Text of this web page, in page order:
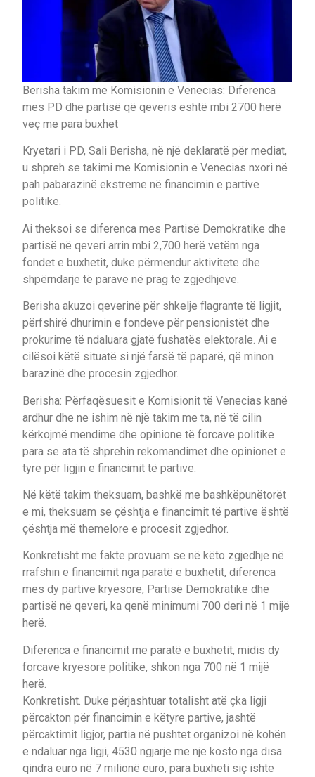
Berisha takim me Komisionin e Venecias: Diferenca
mes PD dhe partisë që qeveris është mbi 2700 herë
veç me para buxhet
Kryetari i PD, Sali Berisha, në një deklaratë për mediat,
u shpreh se takimi me Komisionin e Venecias nxori në
pah pabarazinë ekstreme në financimin e partive
politike.
Ai theksoi se diferenca mes Partisë Demokratike dhe
partisë në qeveri arrin mbi 2,700 herë vetëm nga
fondet e buxhetit, duke përmendur aktivitete dhe
shpërndarje të parave në prag të zgjedhjeve.
Berisha akuzoi qeverinë për shkelje flagrante të ligjit,
përfshirë dhurimin e fondeve për pensionistët dhe
prokurime të ndaluara gjatë fushatës elektorale. Ai e
cilësoi këtë situatë si një farsë të paparë, që minon
barazinë dhe procesin zgjedhor.
Berisha: Përfaqësuesit e Komisionit të Venecias kanë
ardhur dhe ne ishim në një takim me ta, në të cilin
kërkojmë mendime dhe opinione të forcave politike
para se ata të shprehin rekomandimet dhe opinionet e
tyre për ligjin e financimit të partive.
Në këtë takim theksuam, bashkë me bashkëpunëtorët
e mi, theksuam se çështja e financimit të partive është
çështja më themelore e procesit zgjedhor.
Konkretisht me fakte provuam se në këto zgjedhje në
rrafshin e financimit nga paratë e buxhetit, diferenca
mes dy partive kryesore, Partisë Demokratike dhe
partisë në qeveri, ka qenë minimumi 700 deri në 1 mijë
herë.
Diferenca e financimit me paratë e buxhetit, midis dy
forcave kryesore politike, shkon nga 700 në 1 mijë
herë.
Konkretisht. Duke përjashtuar totalisht atë çka ligji
përcakton për financimin e këtyre partive, jashtë
përcaktimit ligjor, partia në pushtet organizoi në kohën
e ndaluar nga ligji, 4530 ngjarje me një kosto nga disa
qindra euro në 7 milionë euro, para buxheti siç ishte